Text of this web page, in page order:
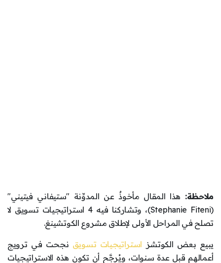
ملاحظة: هذا المقال مأخوذٌ عن المدوِّنة "ستيفاني فيتيني"
(Stephanie Fiteni)، وتشاركنا فيه 4 استراتيجيات تسويق لا
تصلح في المراحل الأولى لإطلاق مشروع الكوتشينغ.
يبيع بعض الكوتشز استراتيجيات تسويق نجحت في ترويج
أعمالهم قبل عدة سنوات، ويُرجَّح أن تكون هذه الاستراتيجيات